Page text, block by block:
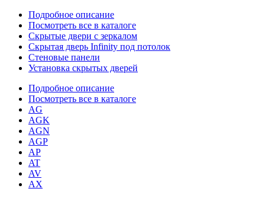
Подробное описание
Посмотреть все в каталоге
Скрытые двери с зеркалом
Скрытая дверь Infinity под потолок
Стеновые панели
Установка скрытых дверей
Подробное описание
Посмотреть все в каталоге
AG
AGK
AGN
AGP
AP
AT
AV
AX